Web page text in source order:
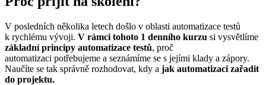
V posledních několika letech došlo v oblasti automatizace testů
k rychlému vývoji. V rámci tohoto 1 denního kurzu si vysvětlíme
základní principy automatizace testů, proč
automatizaci potřebujeme a seznámíme se s jejími klady a zápory.
Naučíte se tak správně rozhodovat, kdy a jak automatizaci zařadit
do projektu.